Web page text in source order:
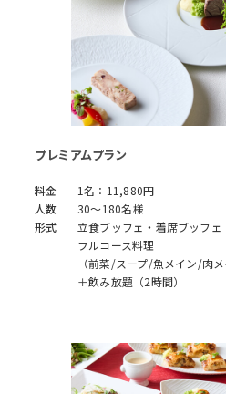
プレミアムプラン
料金
1名：11,880円
人数
30～180名様
形式
立食ブッフェ・着席ブッフェ
フルコース料理
（前菜/スープ/魚メイン/肉
＋飲み放題（2時間）